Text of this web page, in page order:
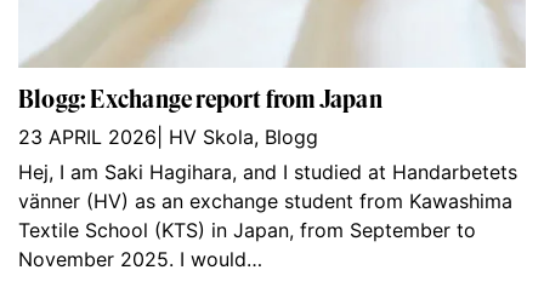
Blogg: Exchange report from Japan
23 APRIL 2026 HV Skola, Blogg
Hej, I am Saki Hagihara, and I studied at Handarbetets
vänner (HV) as an exchange student from Kawashima
Textile School (KTS) in Japan, from September to
November 2025. I would…